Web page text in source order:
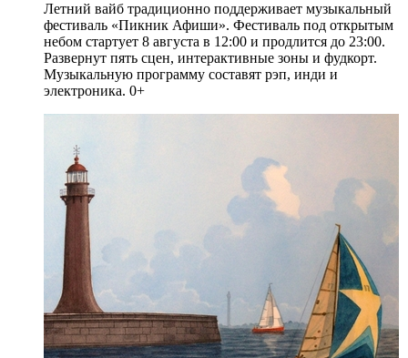
Летний вайб традиционно поддерживает музыкальный
фестиваль «Пикник Афиши». Фестиваль под открытым
небом стартует 8 августа в 12:00 и продлится до 23:00.
Развернут пять сцен, интерактивные зоны и фудкорт.
Музыкальную программу составят рэп, инди и
электроника. 0+